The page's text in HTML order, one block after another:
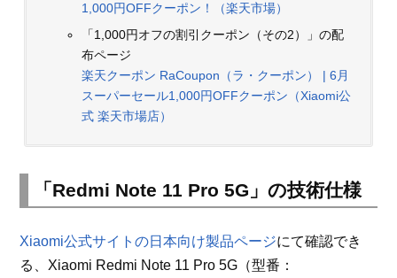
1,000円OFFクーポン！（楽天市場）
「1,000円オフの割引クーポン（その2）」の配
布ページ
楽天クーポン RaCoupon（ラ・クーポン） | 6月
スーパーセール1,000円OFFクーポン（Xiaomi公
式 楽天市場店）
「Redmi Note 11 Pro 5G」の技術仕様
Xiaomi公式サイトの日本向け製品ページにて確認でき
る、Xiaomi Redmi Note 11 Pro 5G（型番：